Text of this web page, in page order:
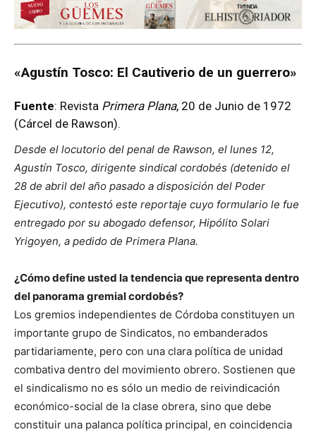
«Agustín Tosco: El Cautiverio de un guerrero»
Fuente: Revista Primera Plana, 20 de Junio de 1972
(Cárcel de Rawson).
Desde el locutorio del penal de Rawson, el lunes 12,
Agustín Tosco, dirigente sindical cordobés (detenido el
28 de abril del año pasado a disposición del Poder
Ejecutivo), contestó este reportaje cuyo formulario le fue
entregado por su abogado defensor, Hipólito Solari
Yrigoyen, a pedido de Primera Plana.
¿Cómo define usted la tendencia que representa dentro
del panorama gremial cordobés?
Los gremios independientes de Córdoba constituyen un
importante grupo de Sindicatos, no embanderados
partidariamente, pero con una clara política de unidad
combativa dentro del movimiento obrero. Sostienen que
el sindicalismo no es sólo un medio de reivindicación
económico-social de la clase obrera, sino que debe
constituir una palanca política principal, en coincidencia